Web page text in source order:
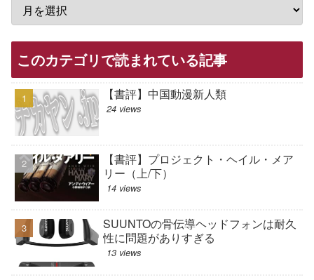
このカテゴリで読まれている記事
【書評】中国動漫新人類
24 views
【書評】プロジェクト・ヘイル・メア
リー（上/下）
14 views
SUUNTOの骨伝導ヘッドフォンは耐久
性に問題がありすぎる
13 views